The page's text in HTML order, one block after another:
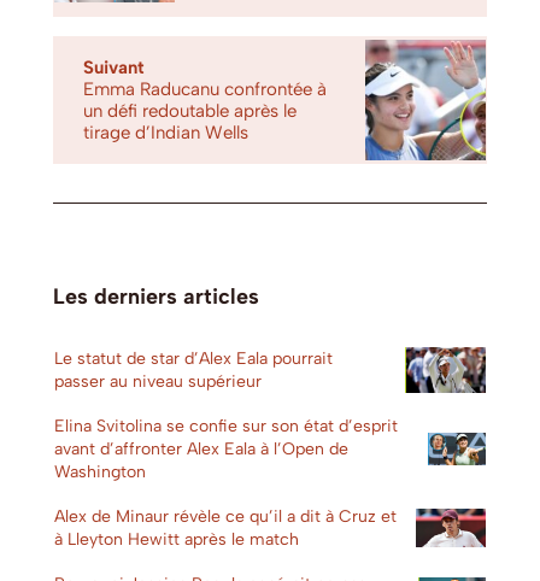
Suivant
Emma Raducanu confrontée à
un défi redoutable après le
tirage d’Indian Wells
Les derniers articles
Le statut de star d’Alex Eala pourrait
passer au niveau supérieur
Elina Svitolina se confie sur son état d’esprit
avant d’affronter Alex Eala à l’Open de
Washington
Alex de Minaur révèle ce qu’il a dit à Cruz et
à Lleyton Hewitt après le match